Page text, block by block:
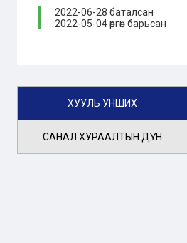
2022-06-28 баталсан
2022-05-04 өргөн барьсан
ХУУЛЬ УНШИХ
САНАЛ ХУРААЛТЫН ДҮН